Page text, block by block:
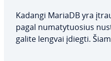
Kadangi MariaDB yra
pagal nu­ma­ty­tuo­sius
galite lengvai įdiegti.